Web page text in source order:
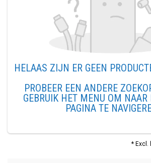
HELAAS ZIJN ER GEEN
PROBEER EEN ANDERE
GEBRUIK HET MENU OM NAAR
PAGINA TE
* Excl.